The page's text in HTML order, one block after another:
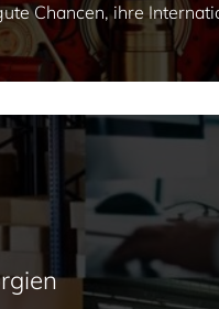
Chancen, ihre